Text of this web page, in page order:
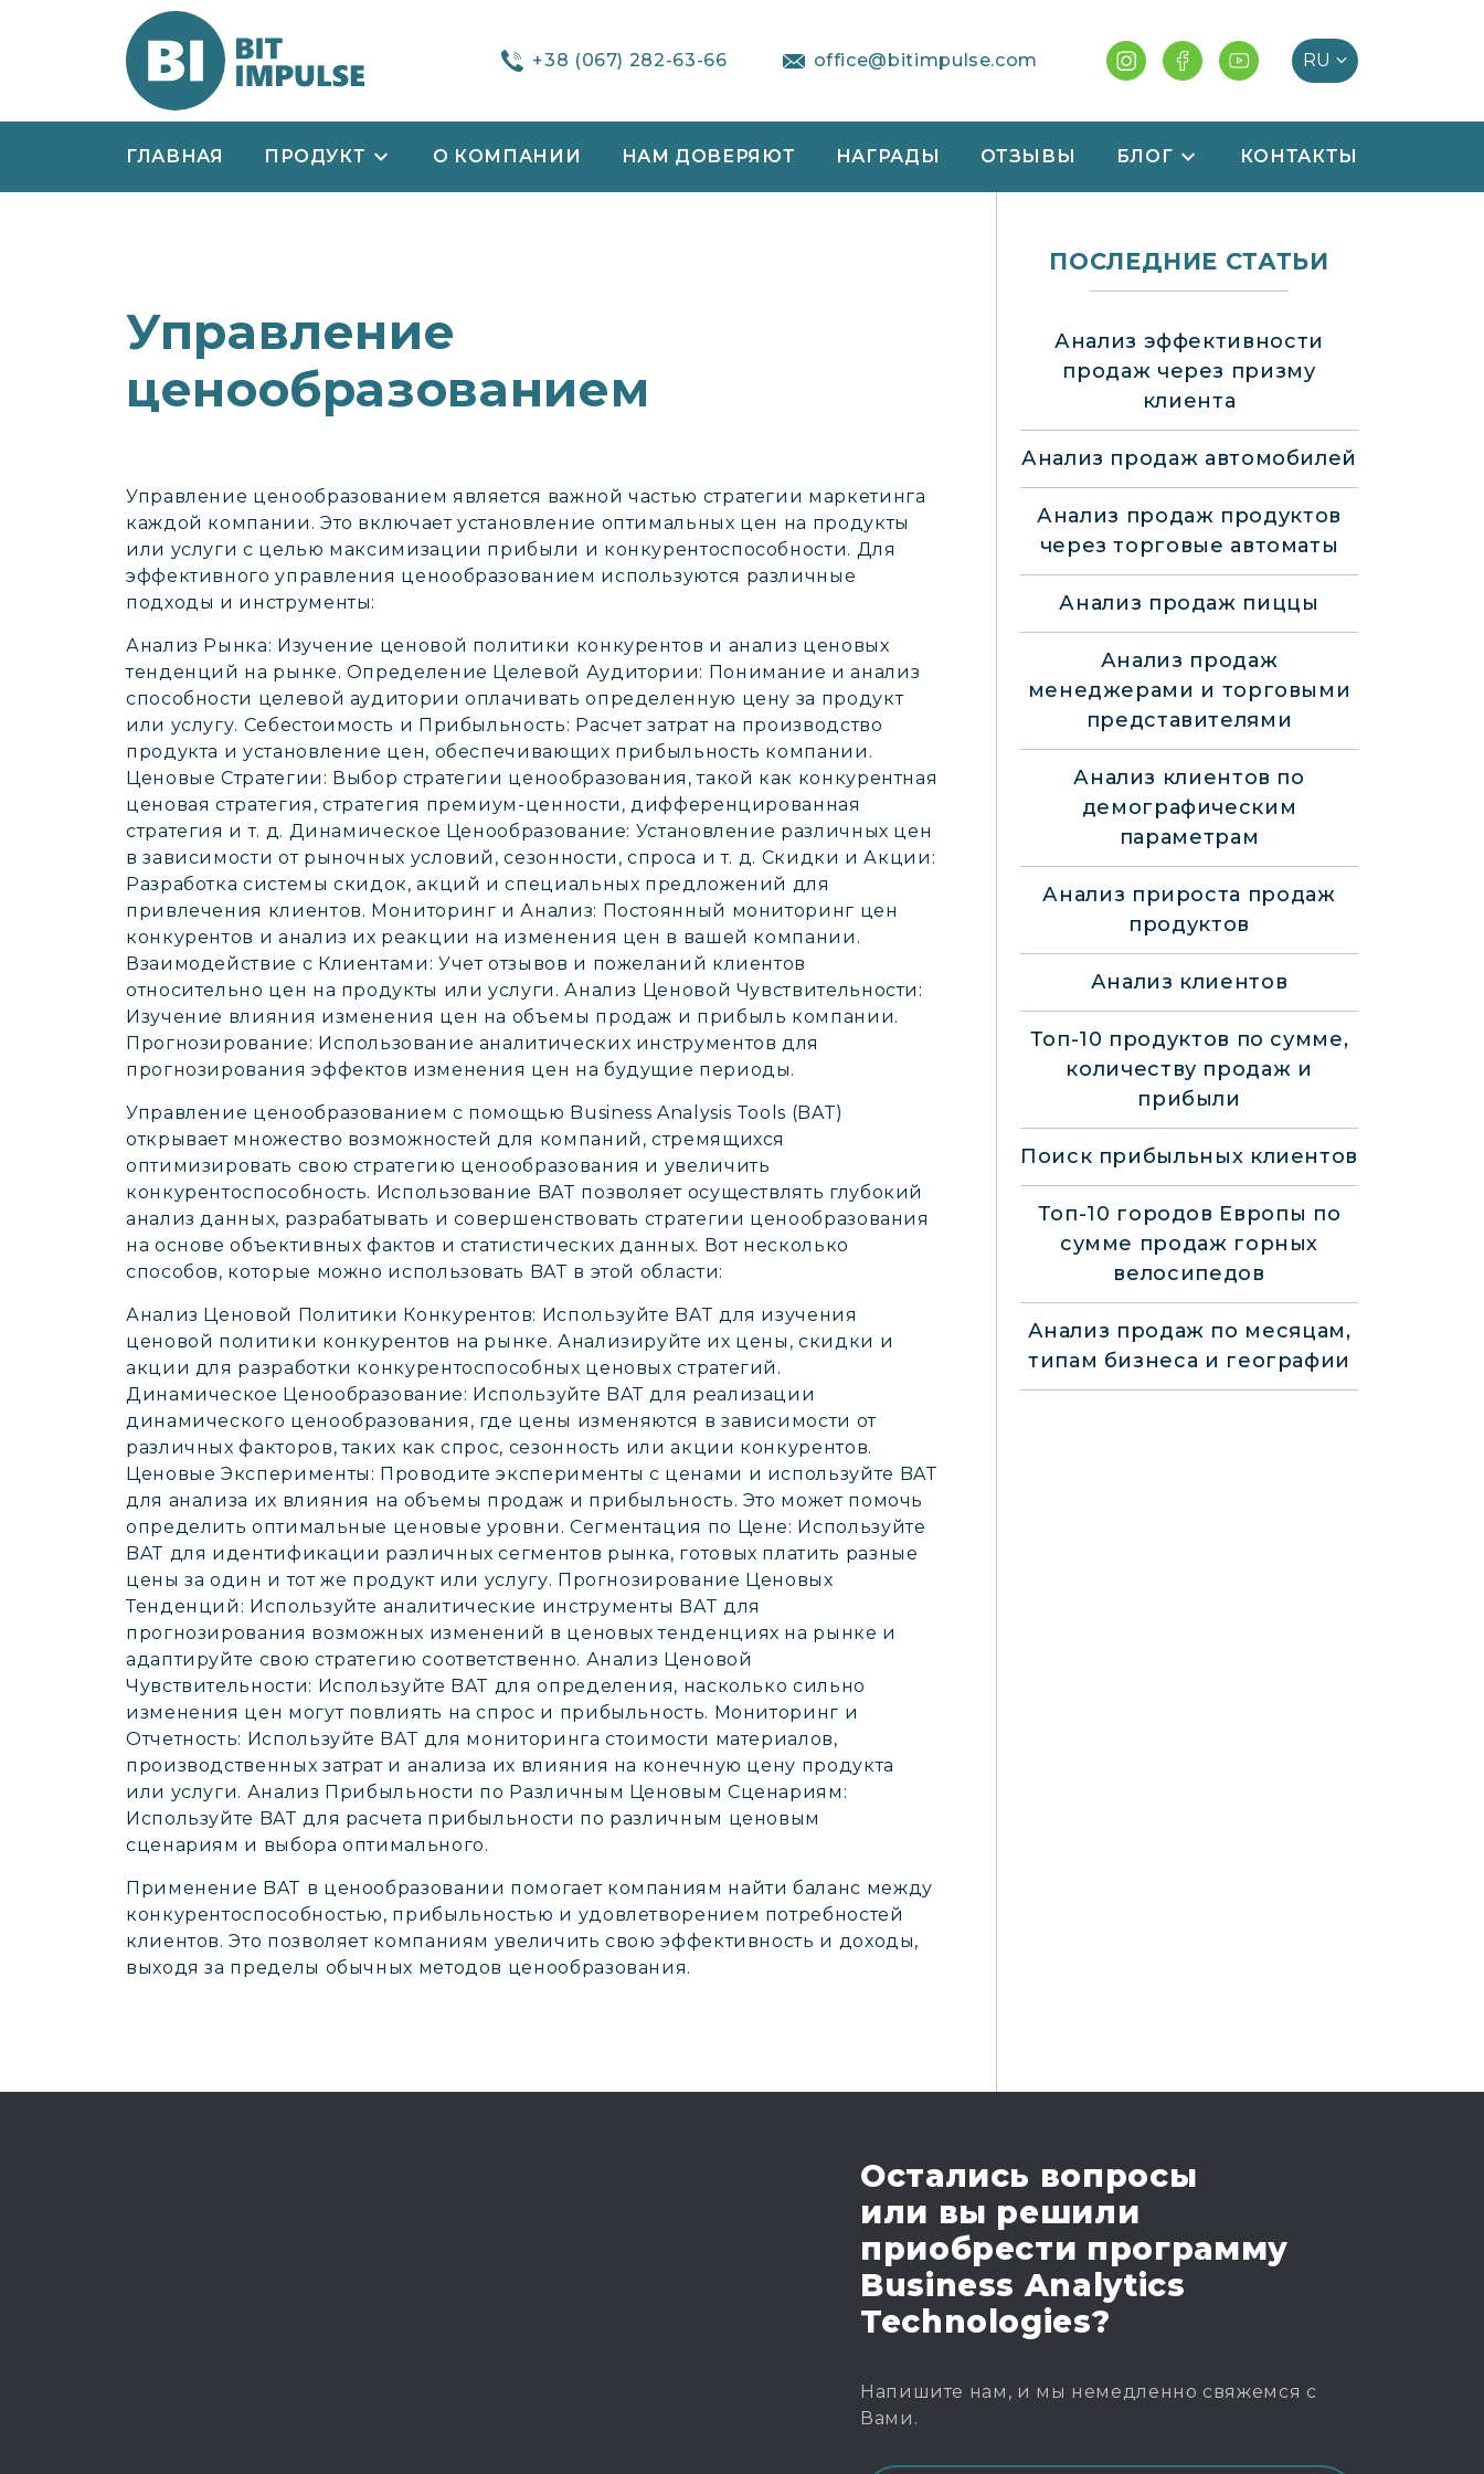
+38 (067) 282-63-66 office@bitimpulse.com
ГЛАВНАЯ ПРОДУКТ О КОМПАНИИ НАМ ДОВЕРЯЮТ НАГРАДЫ ОТЗЫВЫ БЛОГ КОНТАКТЫ
Управление
ценообразованием
Управление ценообразованием является важной частью стратегии маркетинга
каждой компании. Это включает установление оптимальных цен на продукты
или услуги с целью максимизации прибыли и конкурентоспособности. Для
эффективного управления ценообразованием используются различные
подходы и инструменты:
Анализ Рынка: Изучение ценовой политики конкурентов и анализ ценовых
тенденций на рынке. Определение Целевой Аудитории: Понимание и анализ
способности целевой аудитории оплачивать определенную цену за продукт
или услугу. Себестоимость и Прибыльность: Расчет затрат на производство
продукта и установление цен, обеспечивающих прибыльность компании.
Ценовые Стратегии: Выбор стратегии ценообразования, такой как конкурентная
ценовая стратегия, стратегия премиум-ценности, дифференцированная
стратегия и т. д. Динамическое Ценообразование: Установление различных цен
в зависимости от рыночных условий, сезонности, спроса и т. д. Скидки и Акции:
Разработка системы скидок, акций и специальных предложений для
привлечения клиентов. Мониторинг и Анализ: Постоянный мониторинг цен
конкурентов и анализ их реакции на изменения цен в вашей компании.
Взаимодействие с Клиентами: Учет отзывов и пожеланий клиентов
относительно цен на продукты или услуги. Анализ Ценовой Чувствительности:
Изучение влияния изменения цен на объемы продаж и прибыль компании.
Прогнозирование: Использование аналитических инструментов для
прогнозирования эффектов изменения цен на будущие периоды.
Управление ценообразованием с помощью Business Analysis Tools (BAT)
открывает множество возможностей для компаний, стремящихся
оптимизировать свою стратегию ценообразования и увеличить
конкурентоспособность. Использование BAT позволяет осуществлять глубокий
анализ данных, разрабатывать и совершенствовать стратегии ценообразования
на основе объективных фактов и статистических данных. Вот несколько
способов, которые можно использовать BAT в этой области:
Анализ Ценовой Политики Конкурентов: Используйте BAT для изучения
ценовой политики конкурентов на рынке. Анализируйте их цены, скидки и
акции для разработки конкурентоспособных ценовых стратегий.
Динамическое Ценообразование: Используйте BAT для реализации
динамического ценообразования, где цены изменяются в зависимости от
различных факторов, таких как спрос, сезонность или акции конкурентов.
Ценовые Эксперименты: Проводите эксперименты с ценами и используйте BAT
для анализа их влияния на объемы продаж и прибыльность. Это может помочь
определить оптимальные ценовые уровни. Сегментация по Цене: Используйте
BAT для идентификации различных сегментов рынка, готовых платить разные
цены за один и тот же продукт или услугу. Прогнозирование Ценовых
Тенденций: Используйте аналитические инструменты BAT для
прогнозирования возможных изменений в ценовых тенденциях на рынке и
адаптируйте свою стратегию соответственно. Анализ Ценовой
Чувствительности: Используйте BAT для определения, насколько сильно
изменения цен могут повлиять на спрос и прибыльность. Мониторинг и
Отчетность: Используйте BAT для мониторинга стоимости материалов,
производственных затрат и анализа их влияния на конечную цену продукта
или услуги. Анализ Прибыльности по Различным Ценовым Сценариям:
Используйте BAT для расчета прибыльности по различным ценовым
сценариям и выбора оптимального.
Применение BAT в ценообразовании помогает компаниям найти баланс между
конкурентоспособностью, прибыльностью и удовлетворением потребностей
клиентов. Это позволяет компаниям увеличить свою эффективность и доходы,
выходя за пределы обычных методов ценообразования.
ПОСЛЕДНИЕ СТАТЬИ
Анализ эффективности
продаж через призму
клиента
Анализ продаж автомобилей
Анализ продаж продуктов
через торговые автоматы
Анализ продаж пиццы
Анализ продаж
менеджерами и торговыми
представителями
Анализ клиентов по
демографическим
параметрам
Анализ прироста продаж
продуктов
Анализ клиентов
Топ-10 продуктов по сумме,
количеству продаж и
прибыли
Поиск прибыльных клиентов
Топ-10 городов Европы по
сумме продаж горных
велосипедов
Анализ продаж по месяцам,
типам бизнеса и географии
Остались вопросы
или вы решили
приобрести программу
Business Analytics
Technologies?
Напишите нам, и мы немедленно свяжемся с
Вами.